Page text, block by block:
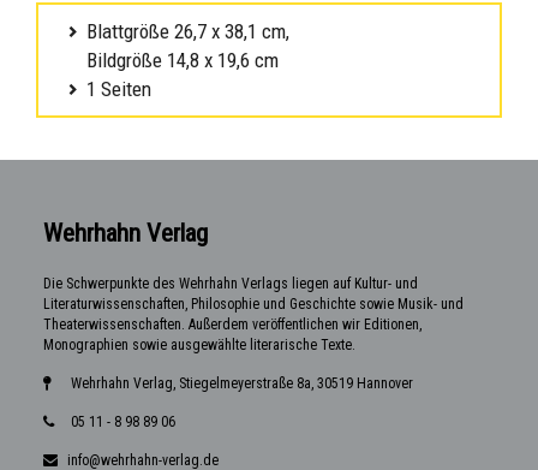
Blattgröße 26,7 x 38,1 cm,
Bildgröße 14,8 x 19,6 cm
1 Seiten
Wehrhahn Verlag
Die Schwerpunkte des Wehrhahn Verlags liegen auf Kultur- und
Literaturwissenschaften, Philosophie und Geschichte sowie Musik- und
Theaterwissenschaften. Außerdem veröffentlichen wir Editionen,
Monographien sowie ausgewählte literarische Texte.
Wehrhahn Verlag, Stiegelmeyerstraße 8a, 30519 Hannover
05 11 - 8 98 89 06
info@wehrhahn-verlag.de